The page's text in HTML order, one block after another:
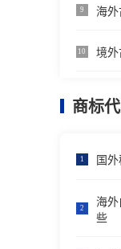
9 海外
10 境外
商标
1 国
2
海外
些